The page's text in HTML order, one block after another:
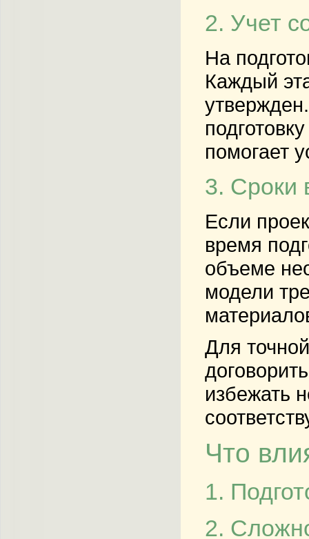
2. Учет
На
Каждый
помогает
3. Сроки
Если
время
объеме
модели
Для
избежать
Что
1.
2.